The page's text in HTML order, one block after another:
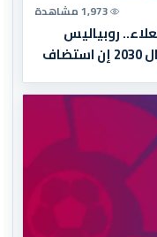
1,973 مشاهدة
روبياليس
يطالب بالانسحاب من تنظيم مونديال 2030 إن استضاف